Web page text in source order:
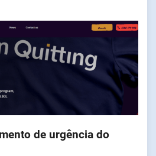
de urgência do